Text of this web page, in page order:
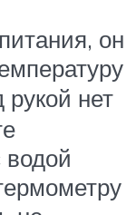
он
рукой нет